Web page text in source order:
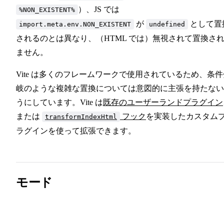
%NON_EXISTENT% ）、JS では
import.meta.env.NON_EXISTENT が undefined
として置
されるのとは異なり、（HTML では）無視されて置換され
ません。
Vite は多くのフレームワークで使用されているため、条
岐のような複雑な置換については意図的に主張を持たな
うにしています。Vite は既存のユーザーランドプラグイン
または
transformIndexHtml フック を実装したカスタム
ラグインを使って拡張できます。
モード